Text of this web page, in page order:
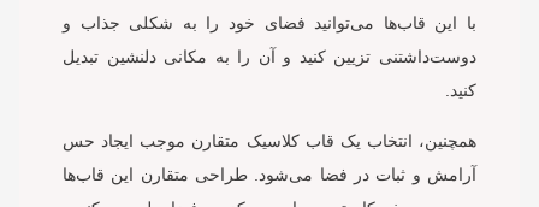
با این قاب‌ها می‌توانید فضای خود را به شکلی جذاب و
دوست‌داشتنی تزیین کنید و آن را به مکانی دلنشین تبدیل
کنید.
همچنین، انتخاب یک قاب کلاسیک متقارن موجب ایجاد حس
آرامش و ثبات در فضا می‌شود. طراحی متقارن این قاب‌ها